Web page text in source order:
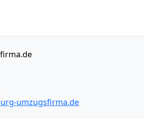
umzugsfirma.de